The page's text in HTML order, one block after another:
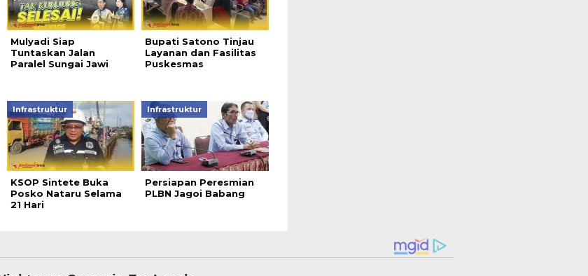
Mulyadi Siap
Tuntaskan Jalan
Paralel Sungai Jawi
Bupati Satono Tinjau
Layanan dan Fasilitas
Puskesmas
Infrastruktur
KSOP Sintete Buka
Posko Nataru Selama
21 Hari
Infrastruktur
Persiapan Peresmian
PLBN Jagoi Babang